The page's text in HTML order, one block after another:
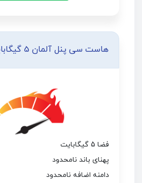
هاست سی پنل آلمان 5 گیگابایت
فضا 5 گیگابایت
پهنای باند نامحدود
دامنه اضافه نامحدود